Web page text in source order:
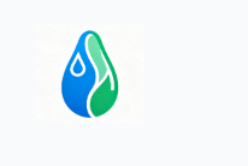
contenu